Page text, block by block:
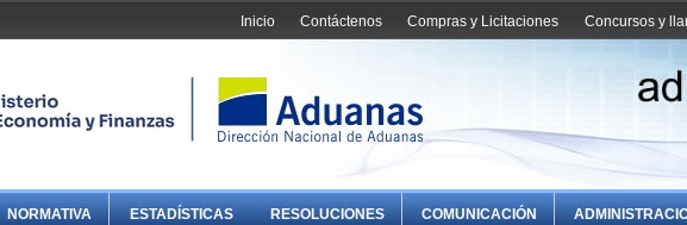
Concursos y
Compras y Licitaciones
Contáctenos
Inicio
NORMATIVA ESTADÍSTICAS RESOLUCIONES COMUNICACIÓN